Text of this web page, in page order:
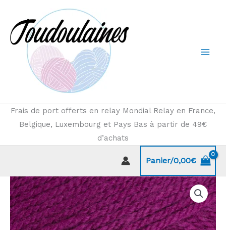
contenu
Frais de port offerts en relay Mondial Relay en France,
Belgique, Luxembourg et Pays Bas à partir de 49€
d’achats
Panier/0,00€